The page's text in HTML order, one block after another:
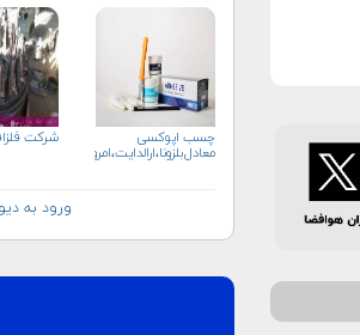
چسب اپوکسی
معادل‌بلزونا،ارالدایت،امرون،سوهانکور
شرکت
ورود به